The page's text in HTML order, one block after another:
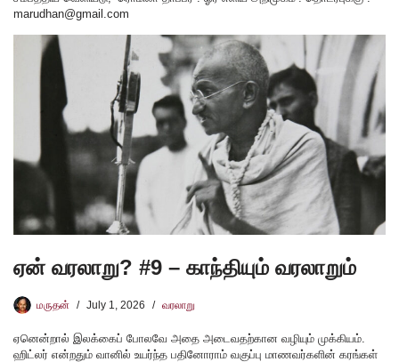
marudhan@gmail.com
ஏன் வரலாறு? #9 – காந்தியும் வரலாறும்
மருதன் July 1, 2026 வரலாறு
ஏனென்றால் இலக்கைப் போலவே அதை அடைவதற்கான வழியும் முக்கியம்.
ஹிட்லர் என்றதும் வானில் உயர்ந்த பதினோராம் வகுப்பு மாணவர்களின் கரங்கள்